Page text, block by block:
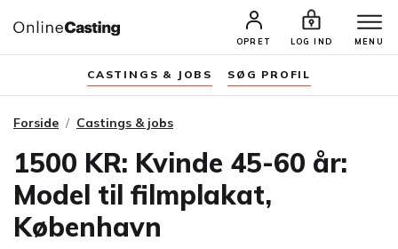
OPRET LOG IND MENU
CASTINGS & JOBS SØG PROFIL
Forside Castings & jobs
1500 KR: Kvinde 45-60 år:
Model til filmplakat,
København